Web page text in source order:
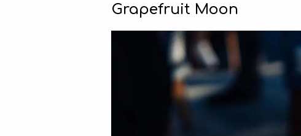
Grapefruit Moon